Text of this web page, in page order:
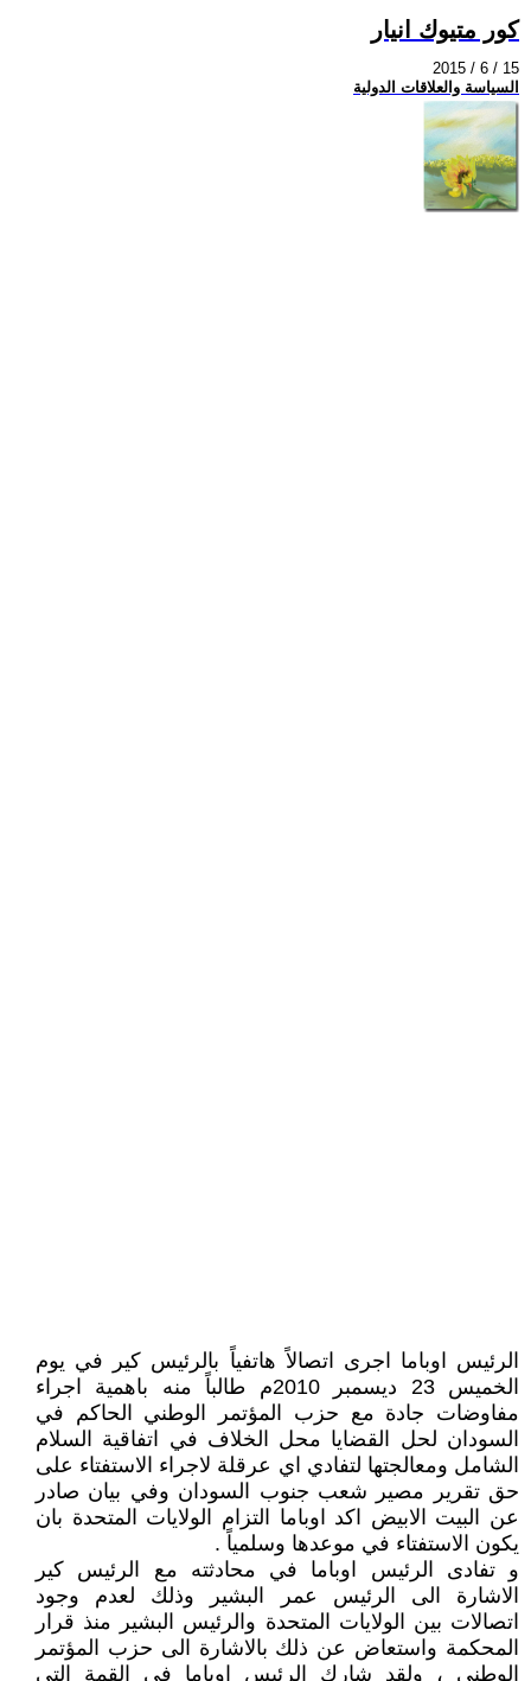
كور متيوك انيار
2015 / 6 / 15
السياسة والعلاقات الدولية
الرئيس اوباما اجرى اتصالاً هاتفياً بالرئيس كير في يوم
الخميس 23 ديسمبر 2010م طالباً منه باهمية اجراء
مفاوضات جادة مع حزب المؤتمر الوطني الحاكم في
السودان لحل القضايا محل الخلاف في اتفاقية السلام
الشامل ومعالجتها لتفادي اي عرقلة لاجراء الاستفتاء على
حق تقرير مصير شعب جنوب السودان وفي بيان صادر
عن البيت الابيض اكد اوباما التزام الولايات المتحدة بان
يكون الاستفتاء في موعدها وسلمياً .
و تفادى الرئيس اوباما في محادثته مع الرئيس كير
الاشارة الى الرئيس عمر البشير وذلك لعدم وجود
اتصالات بين الولايات المتحدة والرئيس البشير منذ قرار
المحكمة واستعاض عن ذلك بالاشارة الى حزب المؤتمر
الوطني ، ولقد شارك الرئيس اوباما في القمة التي